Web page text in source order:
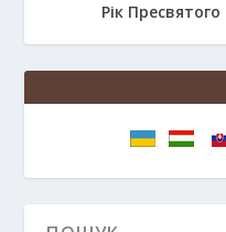
Рік Пресвятого